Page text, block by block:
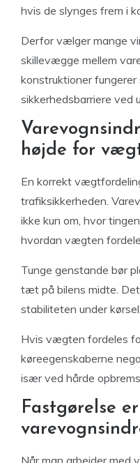
hvis de slynges frem i
Derfor vælger mange
skillevægge mellem
konstruktioner fungerer
sikkerhedsbarriere ved
højde for
En korrekt
trafiksikkerheden.
ikke kun om, hvor
hvordan vægten
Tunge genstande bør
tæt på bilens midte.
stabiliteten under kørsel.
Hvis vægten fordeles
køreegenskaberne
især ved hårde
Fastgørelse
Når man arbejder med